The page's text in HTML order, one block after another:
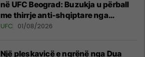
në UFC Beograd: Buzukja u përball
me thirrje anti-shqiptare nga
tribunat
UFC 01/08/2026
Një pleskavicë e ngrënë nga Dua